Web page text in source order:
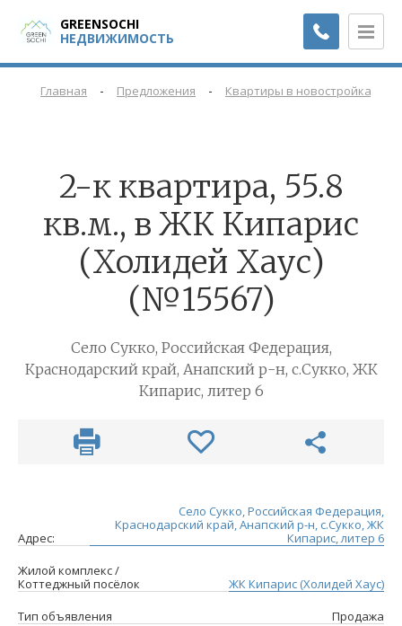
GREENSOCHI
НЕДВИЖИМОСТЬ
Главная - Предложения - Квартиры в новостройках
2-к квартира, 55.8
кв.м., в ЖК Кипарис
(Холидей Хаус)
(№15567)
Село Сукко, Российская Федерация,
Краснодарский край, Анапский р-н, с.Сукко, ЖК
Кипарис, литер 6
Адрес:
Село Сукко, Российская Федерация,
Краснодарский край, Анапский р-н, с.Сукко, ЖК
Кипарис, литер 6
Жилой комплекс /
Коттеджный посёлок
ЖК Кипарис (Холидей Хаус)
Тип объявления
Продажа